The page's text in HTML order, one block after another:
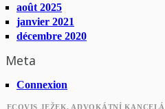
août 2025
janvier 2021
décembre 2020
Meta
Connexion
ECOVIS JEŽEK, ADVOKÁTNÍ